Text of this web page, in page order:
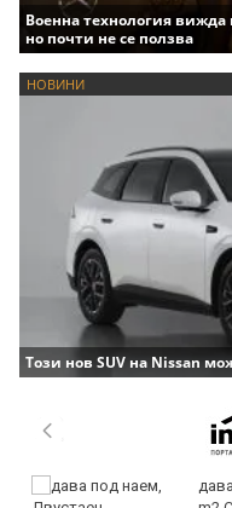
Военна технология
но почти не се ползва
НОВИНИ
Този нов SUV на Nissan